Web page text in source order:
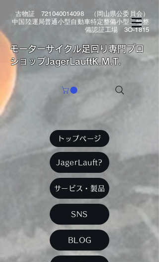
古物証 721040014098（岡山県公委員会）
中国陸運局普通小型自動車特定整備小型二輪整
備認証工場 3O-1815
​モーターサイクル足回り専門プロ
ショップJagerLauftK.M.T.
トップページ
JagerLauft?
サービス・製品
SNS
BLOG